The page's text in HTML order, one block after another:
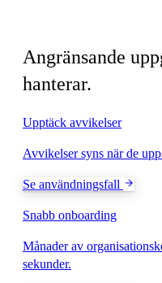
Angränsande
hanterar.
Upptäck avvikelser
Avvikelser syns när de
Se användningsfall
Snabb onboarding
Månader av
sekunder.